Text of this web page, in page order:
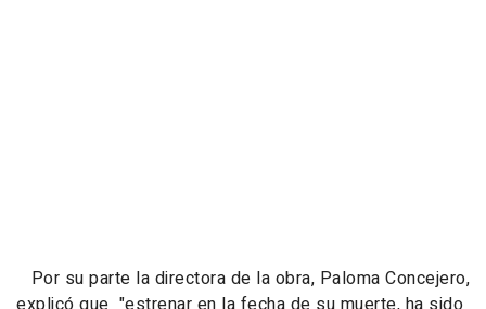
Por su parte la directora de la obra, Paloma Concejero,